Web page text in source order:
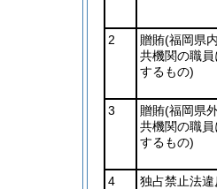
2 贈賄(福岡県
共機関の職員
するもの)
3 贈賄(福岡県
共機関の職員
するもの)
4
独占禁止法違